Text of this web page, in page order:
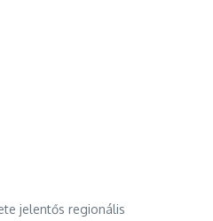
jelentős regionális